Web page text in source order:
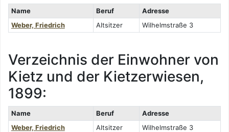
Name Beruf
Adresse
Weber, Friedrich
Altsitzer Wilhelmstraße 3
Verzeichnis der Einwohner von
Kietz und der Kietzerwiesen,
1899:
Name Beruf
Adresse
Weber, Friedrich
Altsitzer Wilhelmstraße 3